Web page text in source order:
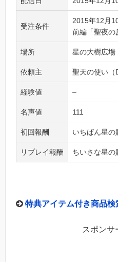
受注条件
2015年12月
前編「聖夜の
場所 星の大樹広場
依頼主 聖天の使い（
経験値 –
名声値 111
初回報酬 いちばん星の
リプレイ報酬 ちいさな星の
特典アイテム付き商品検
スポンサ